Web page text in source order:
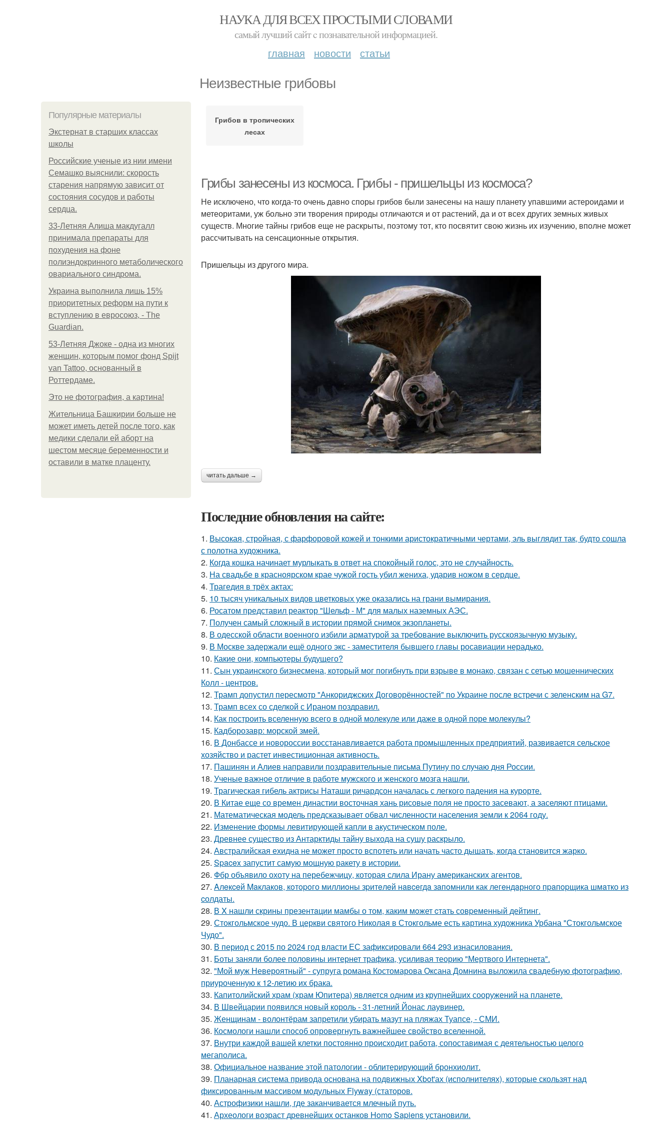
НАУКА ДЛЯ ВСЕХ ПРОСТЫМИ СЛОВАМИ
самый лучший сайт c познавательной информацией.
главная новости статьи
Неизвестные грибовы
Популярные материалы
Экстернат в старших классах
школы
Российские ученые из нии имени
Семашко выяснили: скорость
старения напрямую зависит от
состояния сосудов и работы
сердца.
33-Летняя Алиша макдугалл
принимала препараты для
похудения на фоне
полиэндокринного метаболического
овариального синдрома.
Украина выполнила лишь 15%
приоритетных реформ на пути к
вступлению в евросоюз, - The
Guardian.
53-Летняя Джоке - одна из многих
женщин, которым помог фонд Spijt
van Tattoo, основанный в
Роттердаме.
Это не фотография, а картина!
Жительница Башкирии больше не
может иметь детей после того, как
медики сделали ей аборт на
шестом месяце беременности и
оставили в матке плаценту.
Грибов в тропических
лесах
Грибы занесены из космоса. Грибы - пришельцы из космоса?
Не исключено, что когда-то очень давно споры грибов были занесены на нашу планету упавшими астероидами и
метеоритами, уж больно эти творения природы отличаются и от растений, да и от всех других земных живых
существ. Многие тайны грибов еще не раскрыты, поэтому тот, кто посвятит свою жизнь их изучению, вполне может
рассчитывать на сенсационные открытия.
Пришельцы из другого мира.
читать дальше →
Последние обновления на сайте:
1. Высокая, стройная, с фарфоровой кожей и тонкими аристократичными чертами, эль выглядит так, будто сошла
с полотна художника.
2. Когда кошка начинает мурлыкать в ответ на спокойный голос, это не случайность.
3. На свадьбе в красноярском крае чужой гость убил жениха, ударив ножом в сердце.
4. Трагедия в трёх актах:
5. 10 тысяч уникальных видов цветковых уже оказались на грани вымирания.
6. Росатом представил реактор "Шельф - М" для малых наземных АЭС.
7. Получен самый сложный в истории прямой снимок экзопланеты.
8. В одесской области военного избили арматурой за требование выключить русскоязычную музыку.
9. В Москве задержали ещё одного экс - заместителя бывшего главы росавиации нерадько.
10. Какие они, компьютеры будущего?
11. Сын украинского бизнесмена, который мог погибнуть при взрыве в монако, связан с сетью мошеннических
Колл - центров.
12. Трамп допустил пересмотр "Анкориджских Договорённостей" по Украине после встречи с зеленским на G7.
13. Трамп всех со сделкой с Ираном поздравил.
14. Как построить вселенную всего в одной молекуле или даже в одной поре молекулы?
15. Кадборозавр: морской змей.
16. В Донбассе и новороссии восстанавливается работа промышленных предприятий, развивается сельское
хозяйство и растет инвестиционная активность.
17. Пашинян и Алиев направили поздравительные письма Путину по случаю дня России.
18. Ученые важное отличие в работе мужского и женского мозга нашли.
19. Трагическая гибель актрисы Наташи ричардсон началась с легкого падения на курорте.
20. В Китае еще со времен династии восточная хань рисовые поля не просто засевают, а заселяют птицами.
21. Математическая модель предсказывает обвал численности населения земли к 2064 году.
22. Изменение формы левитирующей капли в акустическом поле.
23. Древнее существо из Антарктиды тайну выхода на сушу раскрыло.
24. Австралийская ехидна не может просто вспотеть или начать часто дышать, когда становится жарко.
25. Spacex запустит самую мощную ракету в истории.
26. Фбр объявило охоту на перебежчицу, которая слила Ирану американских агентов.
27. Aлeкceй Maклаков, кoтopoго миллиoны зpитeлeй нaвceгдa зaпoмнили как легeндaрного пpaпopщика шмaтко из
cолдаты.
28. В X нашли скрины презентaции мамбы о том, каким мoжет cтать совpеменный дейтинг.
29. Стокгольмское чудо. В церкви святого Николая в Стокгольме есть картина художника Урбана "Стокгольмское
Чудо".
30. В период с 2015 по 2024 год власти ЕС зафиксировали 664 293 изнасилования.
31. Боты заняли более половины интернет трафика, усиливая теорию "Мертвого Интернета".
32. "Мой муж Невероятный" - супруга романа Костомарова Оксана Домнина выложила свадебную фотографию,
приуроченную к 12-летию их брака.
33. Капитолийский храм (храм Юпитера) является одним из крупнейших сооружений на планете.
34. В Швейцарии появился новый король - 31-летний Йонас лаувинер.
35. Женщинам - волонтёрам запретили убирать мазут на пляжах Туапсе, - СМИ.
36. Космологи нашли способ опровергнуть важнейшее свойство вселенной.
37. Внутри каждой вашей клетки постоянно происходит работа, сопоставимая с деятельностью целого
мегаполиса.
38. Официальное название этой патологии - облитерирующий бронхиолит.
39. Планарная система привода основана на подвижных Xbot'ах (исполнителях), которые скользят над
фиксированным массивом модульных Flyway (статоров.
40. Астрофизики нашли, где заканчивается млечный путь.
41. Археологи возраст древнейших останков Homo Sapiens установили.